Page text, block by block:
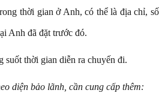
thời gian ở Anh, có thể là địa chỉ, số
Anh đã đặt trước đó.
suốt thời gian diễn ra chuyến đi.
diện bảo lãnh, cần cung cấp thêm: